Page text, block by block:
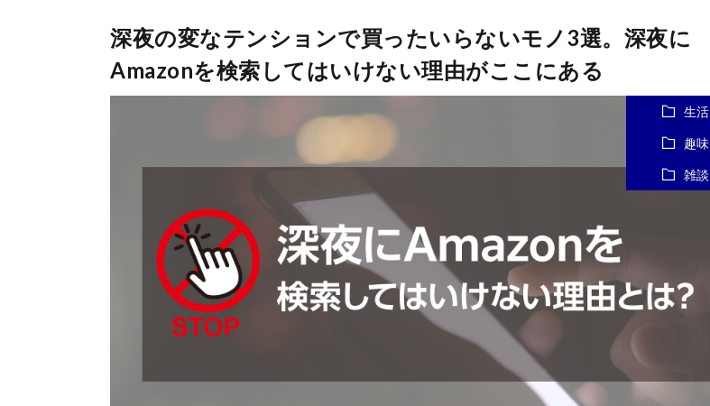
深夜の変なテンションで買ったいらないモノ3選。深夜に
Amazonを検索してはいけない理由がここにある
生活
趣味
雑談